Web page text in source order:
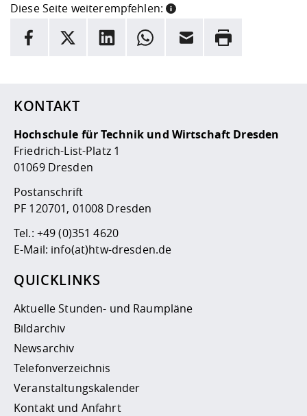
Diese Seite weiterempfehlen:
INFORMATION
Hier stehen weitere Informationen und ein Link zur
Facebook
X LinkedInWhatsappE-Mail Drucken
KONTAKT
Hochschule für Technik und Wirtschaft Dresden
Friedrich-List-Platz 1
01069 Dresden
Postanschrift
PF 120701, 01008 Dresden
Tel.: +49 (0)351 4620
E-Mail: info(at)htw-dresden.de
QUICKLINKS
Aktuelle Stunden- und Raumpläne
Bildarchiv
Newsarchiv
Telefonverzeichnis
Veranstaltungskalender
Kontakt und Anfahrt